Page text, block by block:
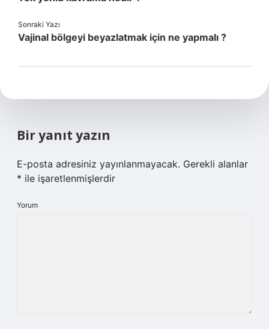
Sonraki Yazı
Vajinal bölgeyi beyazlatmak için ne yapmalı ?
Bir yanıt yazın
E-posta adresiniz yayınlanmayacak. Gerekli alanlar
* ile işaretlenmişlerdir
Yorum